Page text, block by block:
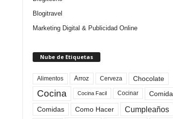
Blogitravel
Marketing Digital & Publicidad Online
Nube de Etiquetas
Alimentos Arroz Cerveza Chocolate
Cocina Cocina Facil Cocinar
Comida
Comidas
Como Hacer Cumpleaños